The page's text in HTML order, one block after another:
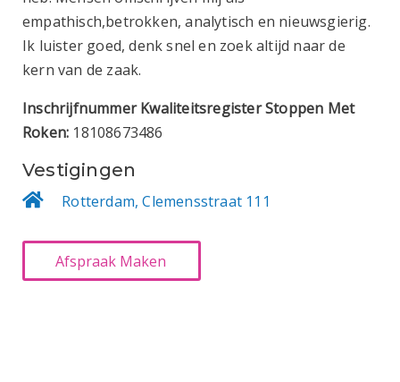
empathisch,betrokken, analytisch en nieuwsgierig.
Ik luister goed, denk snel en zoek altijd naar de
kern van de zaak.
Inschrijfnummer Kwaliteitsregister Stoppen Met
Roken: 18108673486
Vestigingen
Rotterdam, Clemensstraat 111